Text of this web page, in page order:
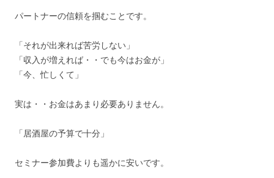
パートナーの信頼を掴むことです。
「それが出来れば苦労しない」
「収入が増えれば・・でも今はお金が」
「今、忙しくて」
実は・・お金はあまり必要ありません。
「居酒屋の予算で十分」
セミナー参加費よりも遥かに安いです。